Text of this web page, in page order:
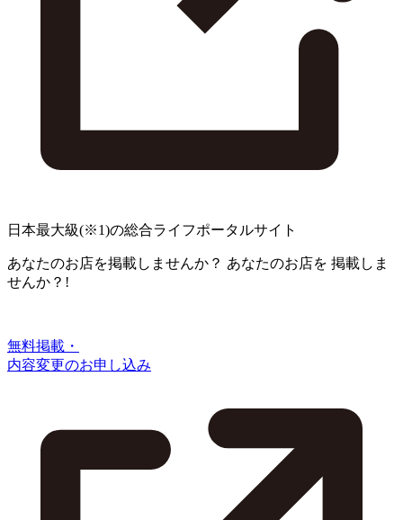
日本最大級(※1)の総合ライフポータルサイト
あなたのお店を掲載しませんか？ あなたのお店を 掲載しま
せんか？!
無料掲載・
内容変更のお申し込み